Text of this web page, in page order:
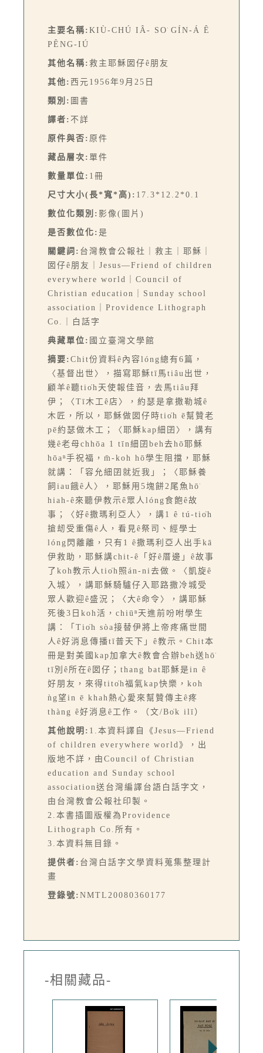
主要名稱: KIÙ-CHÚ IÂ- SO͘ GÍN-Á Ê
PÊNG-IÚ
其他名稱: 救主耶穌囡仔ê朋友
其他: 西元1956年9月25日
類別: 圖書
譯者: 不詳
原件與否: 原件
藏品層次: 單件
數量單位: 1冊
尺寸大小(長*寬*高): 17.3*12.2*0.1
數位化類別: 影像(圖片)
是否數位化: 是
關鍵詞: 台灣教會公報社｜救主｜耶穌｜
囡仔ê朋友｜Jesus—Friend of children
everywhere world｜Council of
Christian education｜Sunday school
association｜Providence Lithograph
Co.｜白話字
典藏單位: 國立臺灣文學館
摘要: Chit份資料ê內容lóng總有6篇，
〈基督出世〉，描寫耶穌tī馬tiâu出世，
顧羊ê聽tio̍h天使報佳音，去馬tiâu拜
伊；〈Tī木工ê店〉，約瑟是拿撒勒城ê
木匠，所以，耶穌做囡仔時tio̍h ē幫贊老
pē約瑟做木工；〈耶穌kap細囝〉，講有
幾ê老母chhōa 1 tīn細囝beh去hō͘耶穌
hōaⁿ手祝福，m̄-koh hō͘學生阻擋，耶穌
就講：「容允細囝就近我」；〈耶穌養
飼iau餓ê人〉，耶穌用5塊餅2尾魚hō͘
hiah-ê來聽伊教示ê眾人lóng食飽ê故
事；〈好ê撒瑪利亞人〉，講1 ê tú-tio̍h
搶刼受重傷ê人，看見ê祭司、經學士
lóng閃離離，只有1 ê撒瑪利亞人出手kā
伊救助，耶穌講chit-ê「好ê厝邊」ê故事
了koh教示人tio̍h照án-ni去做。〈凱旋ê
入城〉，講耶穌騎驢仔入耶路撒冷城受
眾人歡迎ê盛況；〈大ê命令〉，講耶穌
死後3日koh活，chiūⁿ天進前吩咐學生
講：「Tio̍h sòa接替伊將上帝疼痛世間
人ê好消息傳播tī普天下」ê教示。Chit本
冊是對美國kap加拿大ê教會合辦beh送hō͘
tī別ê所在ê囡仔；thang bat耶穌是in ê
好朋友，來得tito̍h福氣kap快樂，koh
ǹg望in ē khah熱心愛來幫贊傳主ê疼
thàng ê好消息ê工作。（文/Bo̍k ilī）
其他說明: 1.本資料譯自《Jesus—Friend
of children everywhere world》，出
版地不詳，由Council of Christian
education and Sunday school
association送台灣編譯台語白話字文，
由台灣教會公報社印製。
2.本書插圖版權為Providence
Lithograph Co.所有。
3.本資料無目錄。
提供者: 台灣白話字文學資料蒐集整理計
畫
登錄號: NMTL20080360177
-相關藏品-